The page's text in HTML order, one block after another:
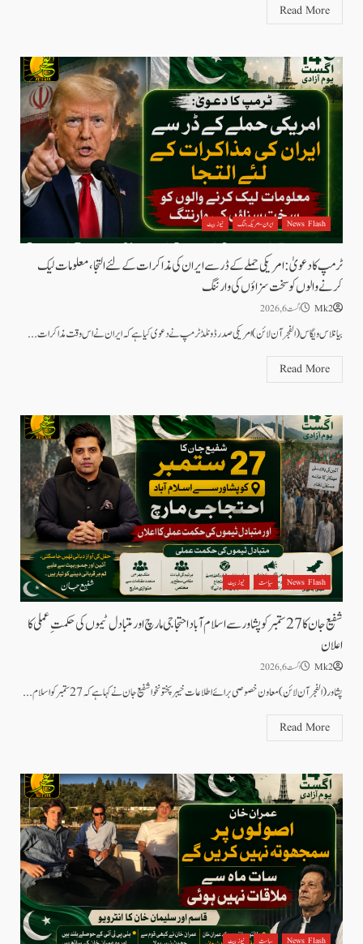
Read More
News Flash ایران - امریکہ جنگ نیوز بیٹ
ٹرمپ کا دعویٰ: امریکی حملے کے ڈر سے ایران کی مذاکرات کے لئے التجا، معلومات لیک
کرنے والوں کو سخت سزاؤں کی وارننگ
Mk2 اگست 6, 2026
بیانلاس ویگاس(الفجر آن لائن)امریکی صدر ڈونلڈ ٹرمپ نے دعوی کیا ہے کہ ایران نے اس وقت مذاکرات...
Read More
News Flash سیاست نیوز بیٹ
شفیع جان کا 27 ستمبر کو پشاور سے اسلام آباد احتجاجی مارچ اور متبادل ٹیموں کی حکمتِ عملی کا
اعلان
Mk2 اگست 6, 2026
پشاور(الفجر آن لائن)معاون خصوصی برائے اطلاعات خیبر پختونخوا شفیع جان نے کہاہے کہ 27 ستمبر کو اسلام...
Read More
News Flash سیاست نیوز بیٹ